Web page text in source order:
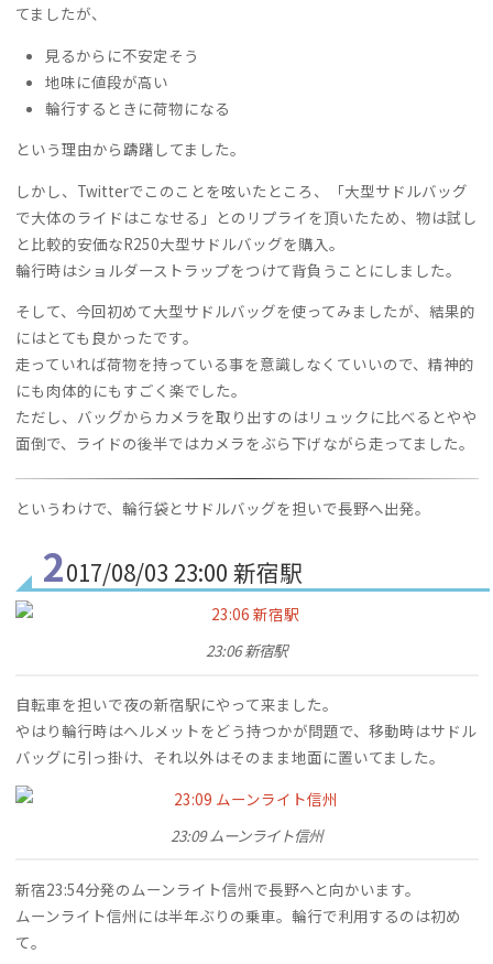
てましたが、
見るからに不安定そう
地味に値段が高い
輪行するときに荷物になる
という理由から躊躇してました。
しかし、Twitterでこのことを呟いたところ、「大型サドルバッグ
で大体のライドはこなせる」とのリプライを頂いたため、物は試し
と比較的安価なR250大型サドルバッグを購入。
輪行時はショルダーストラップをつけて背負うことにしました。
そして、今回初めて大型サドルバッグを使ってみましたが、結果的
にはとても良かったです。
走っていれば荷物を持っている事を意識しなくていいので、精神的
にも肉体的にもすごく楽でした。
ただし、バッグからカメラを取り出すのはリュックに比べるとやや
面倒で、ライドの後半ではカメラをぶら下げながら走ってました。
というわけで、輪行袋とサドルバッグを担いで長野へ出発。
2017/08/03 23:00 新宿駅
23:06 新宿駅
自転車を担いで夜の新宿駅にやって来ました。
やはり輪行時はヘルメットをどう持つかが問題で、移動時はサドル
バッグに引っ掛け、それ以外はそのまま地面に置いてました。
23:09 ムーンライト信州
新宿23:54分発のムーンライト信州で長野へと向かいます。
ムーンライト信州には半年ぶりの乗車。輪行で利用するのは初め
て。